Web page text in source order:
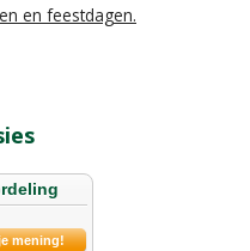
en feestdagen.